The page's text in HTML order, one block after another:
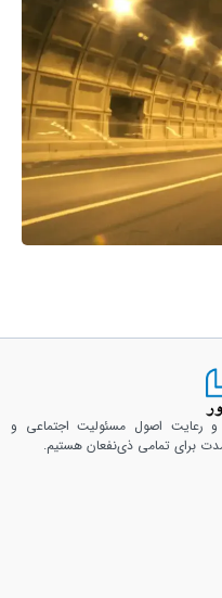
و رعایت اصول مسئولیت اجتماعی و
برای تمامی ذی‌نفعان هستیم.